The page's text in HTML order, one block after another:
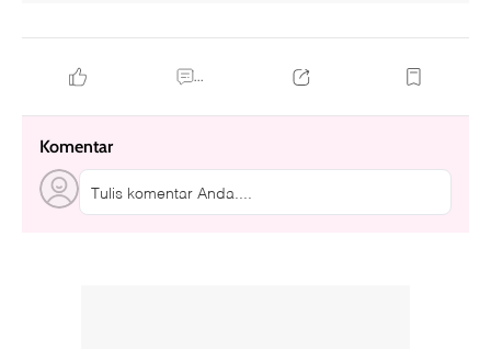
...
Komentar
Tulis komentar Anda....